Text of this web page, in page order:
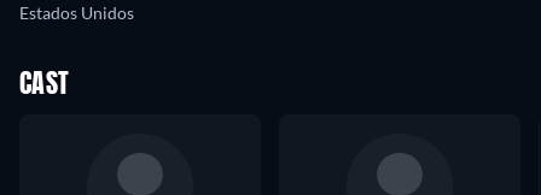
Estados Unidos
CAST